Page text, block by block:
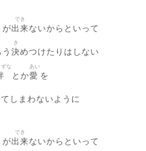
が出来
でき
ないからといって
決
き
めつけたりはしない
ずな
とか愛
あい
を
てしまわないように
が出来
でき
ないからといって